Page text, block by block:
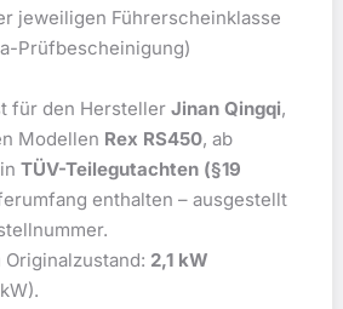
jeweiligen Führerscheinklasse
Prüfbescheinigung)
für den Hersteller Jinan Qingqi,
Modellen Rex RS450, ab
TÜV-Teilegutachten (§19
enthalten – ausgestellt
2,1 kW